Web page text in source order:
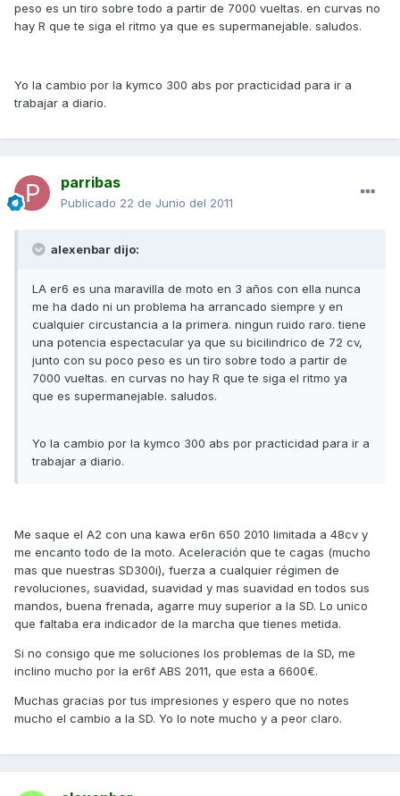
peso es un tiro sobre todo a partir de 7000 vueltas. en curvas no
hay R que te siga el ritmo ya que es supermanejable. saludos.
Yo la cambio por la kymco 300 abs por practicidad para ir a
trabajar a diario.
parribas
Publicado 22 de Junio del 2011
alexenbar dijo:
LA er6 es una maravilla de moto en 3 años con ella nunca
me ha dado ni un problema ha arrancado siempre y en
cualquier circustancia a la primera. ningun ruido raro. tiene
una potencia espectacular ya que su bicilindrico de 72 cv,
junto con su poco peso es un tiro sobre todo a partir de
7000 vueltas. en curvas no hay R que te siga el ritmo ya
que es supermanejable. saludos.
Yo la cambio por la kymco 300 abs por practicidad para ir a
trabajar a diario.
Me saque el A2 con una kawa er6n 650 2010 limitada a 48cv y
me encanto todo de la moto. Aceleración que te cagas (mucho
mas que nuestras SD300i), fuerza a cualquier régimen de
revoluciones, suavidad, suavidad y mas suavidad en todos sus
mandos, buena frenada, agarre muy superior a la SD. Lo unico
que faltaba era indicador de la marcha que tienes metida.
Si no consigo que me soluciones los problemas de la SD, me
inclino mucho por la er6f ABS 2011, que esta a 6600€.
Muchas gracias por tus impresiones y espero que no notes
mucho el cambio a la SD. Yo lo note mucho y a peor claro.